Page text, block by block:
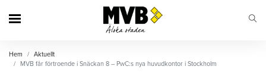
Hem
Aktuellt
MVB får förtroende i Snäckan 8 – PwC:s nya huvudkontor i Stockholm